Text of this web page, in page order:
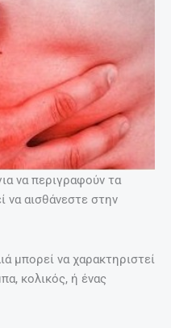
να περιγραφούν τα
να αισθάνεστε στην
μπορεί να χαρακτηριστεί
κολικός, ή ένας